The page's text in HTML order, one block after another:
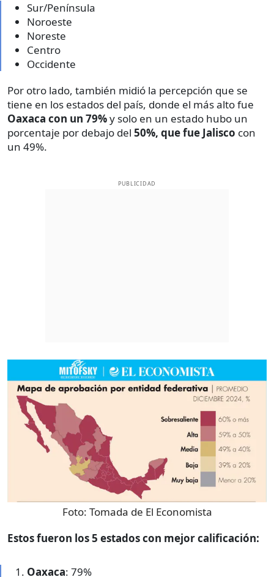
Sur/Península
Noroeste
Noreste
Centro
Occidente
Por otro lado, también midió la percepción que se
tiene en los estados del país, donde el más alto fue
Oaxaca con un 79%y solo en un estado hubo un
porcentaje por debajo del 50%, que fue Jalisco con
un 49%.
PUBLICIDAD
Foto: Tomada de El Economista
Estos fueron los 5 estados con mejor calificación:
Oaxaca: 79%